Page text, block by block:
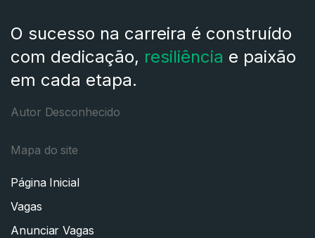
O sucesso na carreira é construído
com dedicação, resiliência e paixão
em cada etapa.
Autor Desconhecido
Mapa do site
Página Inicial
Vagas
Anunciar Vagas